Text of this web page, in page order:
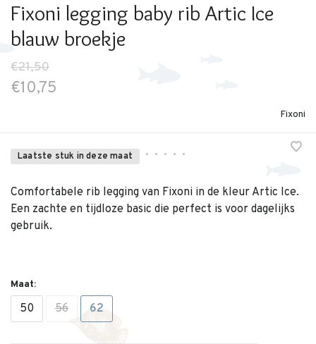
Fixoni legging baby rib Artic Ice
blauw broekje
€21,50
€10,75
Fixoni
Laatste stuk in deze maat • • • • •
Comfortabele rib legging van Fixoni in de kleur Artic Ice.
Een zachte en tijdloze basic die perfect is voor dagelijks
gebruik.
Maat:
50 56 62